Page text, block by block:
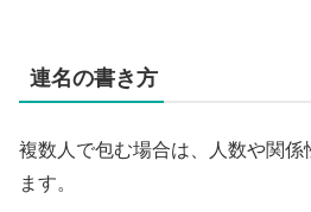
連名の書き方
複数人で包む場合は、人数や関
ます。